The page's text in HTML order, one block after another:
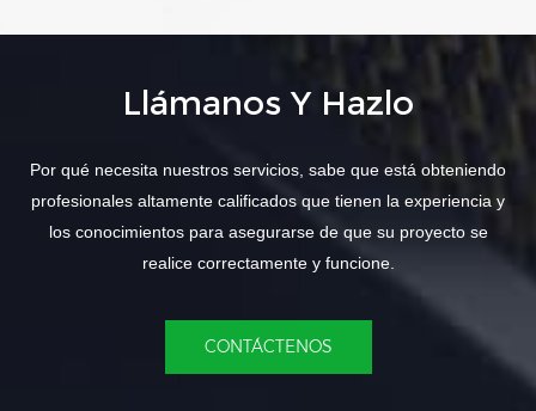
Llámanos Y Hazlo
Por qué necesita nuestros servicios, sabe que está obteniendo
profesionales altamente calificados que tienen la experiencia y
los conocimientos para asegurarse de que su proyecto se
realice correctamente y funcione.
CONTÁCTENOS